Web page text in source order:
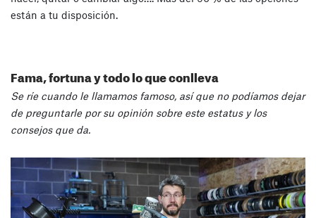
están a tu disposición.
Fama, fortuna y todo lo que conlleva
Se ríe cuando le llamamos famoso, así que no podíamos dejar
de preguntarle por su opinión sobre este estatus y los
consejos que da.